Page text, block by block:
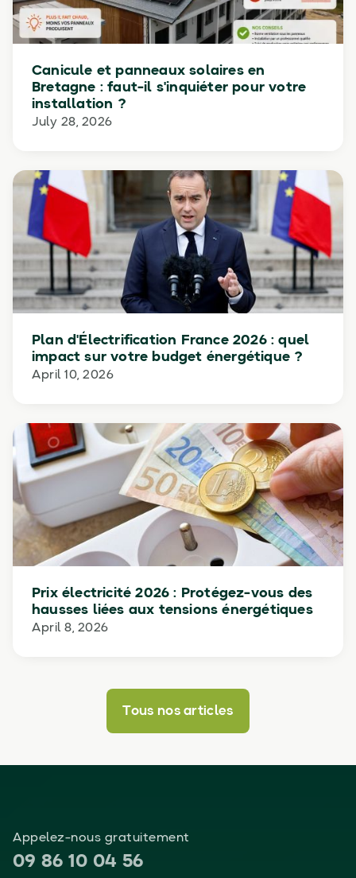
Canicule et panneaux solaires en
Bretagne : faut-il s'inquiéter pour votre
installation ?
July 28, 2026
Plan d'Électrification France 2026 : quel
impact sur votre budget énergétique ?
April 10, 2026
Prix électricité 2026 : Protégez-vous des
hausses liées aux tensions énergétiques
April 8, 2026
Tous nos articles
Appelez-nous gratuitement
09 86 10 04 56